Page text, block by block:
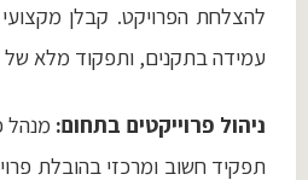
להצלחת הפרויקט. קבלן
עמידה בתקנים, ותפקוד מלא של
ניהול פרוייקטים בתחום: מנהל
תפקיד חשוב ומרכזי בהובלת